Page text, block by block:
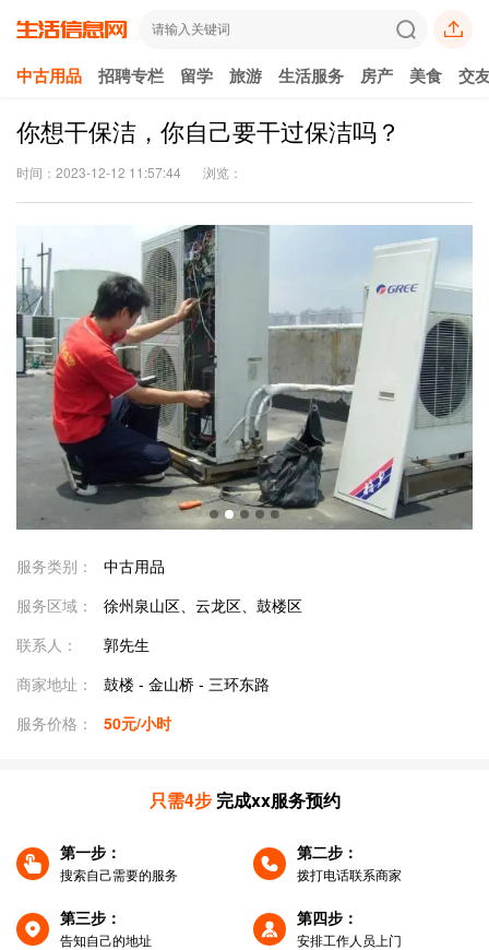
中古用品 招聘专栏 留学 旅游 生活服务 房产 美食 交
你想干保洁，你自己要干过保洁吗？
时间：2023-12-12 11:57:44 浏览：
服务类别：
中古用品
服务区域：
徐州泉山区、云龙区、鼓楼区
联系人：
郭先生
商家地址：
鼓楼 - 金山桥 - 三环东路
服务价格：
50元/小时
只需4步 完成xx服务预约
第一步：
搜索自己需要的服务
第二步：
拨打电话联系商家
第三步：
告知自己的地址
第四步：
安排工作人员上门